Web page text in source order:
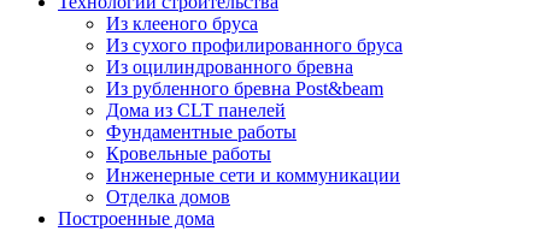
Из клееного бруса
Из сухого профилированного бруса
Из оцилиндрованного бревна
Из рубленного бревна Post&beam
Дома из CLT панелей
Фундаментные работы
Кровельные работы
Инженерные сети и коммуникации
Отделка домов
Построенные дома